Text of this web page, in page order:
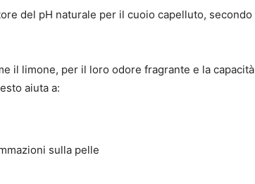
del pH naturale per il cuoio capelluto, secondo
il limone, per il loro odore fragrante e la capacità
aiuta a:
sulla pelle